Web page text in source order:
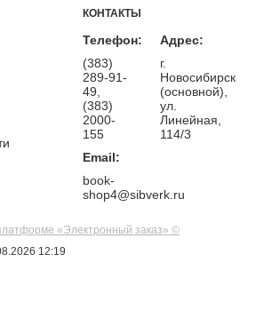
КОНТАКТЫ
Телефон:
(383)
289-91-
49,
(383)
2000-
155
Email:
book-
shop4@sibverk.ru
Адрес:
г.
Новосибирск
(основной),
ул.
Линейная,
114/3
«Электронный заказ» ©
12:19